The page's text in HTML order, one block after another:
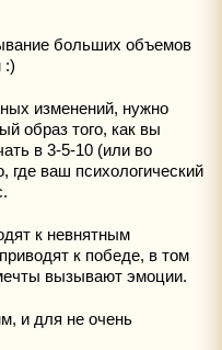
больших объемов
:)
изменений, нужно
образ того, как вы
в 3-5-10 (или во
где ваш психологический
к невнятным
к победе, в том
вызывают эмоции.
и для не очень